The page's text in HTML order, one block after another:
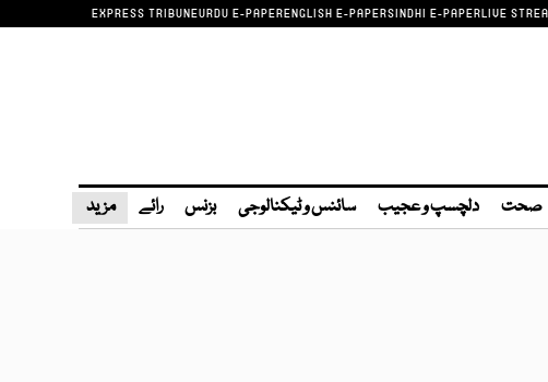
EXPRESS TRIBUNEURDU E-PAPERENGLISH E-PAPERSINDHI E-PAPERLIVE
صحت دلچسپ و عجیب سائنس و ٹیکنالوجی بزنس رائے مزید